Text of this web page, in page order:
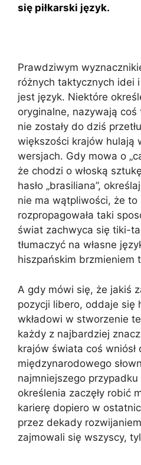
się piłkarski język.
Prawdziwym
różnych taktycznych idei
jest język. Niektóre
oryginalne, nazywają
nie zostały do dziś
większości krajów hulają
wersjach. Gdy mowa o
że chodzi o włoską
hasło „brasiliana”,
nie ma wątpliwości, że to
rozpropagowała taki
świat zachwyca się tiki-
tłumaczyć na własne
hiszpańskim brzmieniem
A gdy mówi się, że jakiś
pozycji libero, oddaje się
wkładowi w stworzenie
każdy z najbardziej
krajów świata coś wniósł
międzynarodowego
najmniejszego
określenia zaczęły robić
karierę dopiero w
przez dekady
zajmowali się wszyscy,